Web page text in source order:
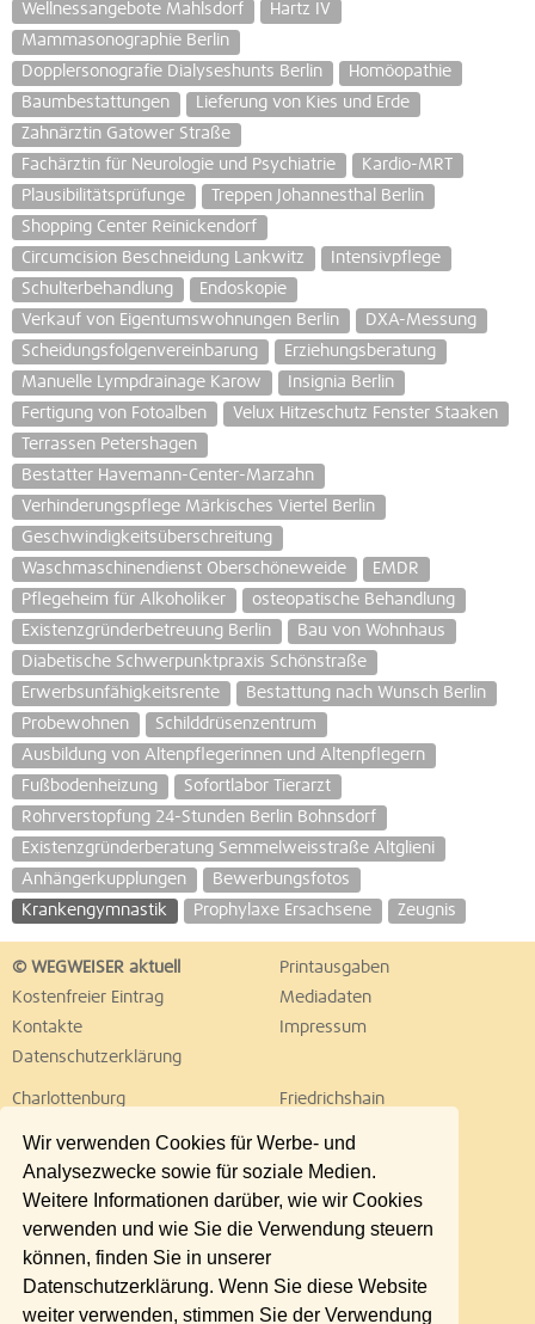
Wir verwenden Cookies für Werbe- und
Analysezwecke sowie für soziale Medien.
Weitere Informationen darüber, wie wir Cookies
verwenden und wie Sie die Verwendung steuern
können, finden Sie in unserer
Datenschutzerklärung. Wenn Sie diese Website
weiter verwenden, stimmen Sie der Verwendung
Wellnessangebote Mahlsdorf
Hartz IV
Mammasonographie Berlin
Dopplersonografie Dialyseshunts Berlin
Homöopathie
Baumbestattungen
Lieferung von Kies und Erde
Zahnärztin Gatower Straße
Fachärztin für Neurologie und Psychiatrie
Kardio-MRT
Plausibilitätsprüfunge
Treppen Johannesthal Berlin
Shopping Center Reinickendorf
Circumcision Beschneidung Lankwitz
Intensivpflege
Schulterbehandlung
Endoskopie
Verkauf von Eigentumswohnungen Berlin
DXA-Messung
Scheidungsfolgenvereinbarung
Erziehungsberatung
Manuelle Lympdrainage Karow
Insignia Berlin
Fertigung von Fotoalben
Velux Hitzeschutz Fenster Staaken
Terrassen Petershagen
Bestatter Havemann-Center-Marzahn
Verhinderungspflege Märkisches Viertel Berlin
Geschwindigkeitsüberschreitung
Waschmaschinendienst Oberschöneweide
EMDR
Pflegeheim für Alkoholiker
osteopatische Behandlung
Existenzgründerbetreuung Berlin
Bau von Wohnhaus
Diabetische Schwerpunktpraxis Schönstraße
Erwerbsunfähigkeitsrente
Bestattung nach Wunsch Berlin
Probewohnen
Schilddrüsenzentrum
Ausbildung von Altenpflegerinnen und Altenpflegern
Fußbodenheizung
Sofortlabor Tierarzt
Rohrverstopfung 24-Stunden Berlin Bohnsdorf
Existenzgründerberatung Semmelweisstraße Altglieni
Anhängerkupplungen
Bewerbungsfotos
Krankengymnastik
Prophylaxe Ersachsene Zeugnis
© WEGWEISER aktuell
Printausgaben
Kostenfreier Eintrag
Mediadaten
Kontakte
Impressum
Datenschutzerklärung
Charlottenburg
Friedrichshain
Lichtenberg
Marzahn
Neukölln
Pankow
Reinickendorf
Schöneberg
Spandau
Steglitz